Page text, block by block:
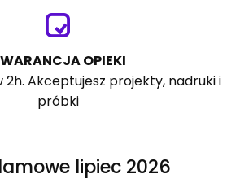
OPIEKI
Akceptujesz projekty, nadruki i
próbki
lipiec 2026